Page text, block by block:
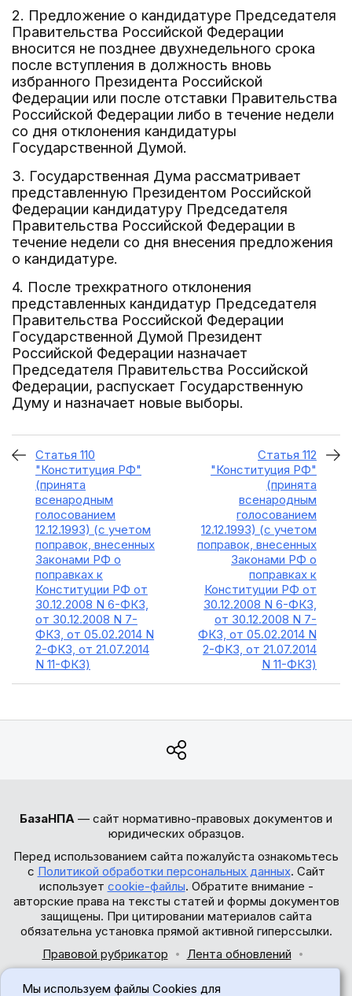
2. Предложение о кандидатуре Председателя
Правительства Российской Федерации
вносится не позднее двухнедельного срока
после вступления в должность вновь
избранного Президента Российской
Федерации или после отставки Правительства
Российской Федерации либо в течение недели
со дня отклонения кандидатуры
Государственной Думой.
3. Государственная Дума рассматривает
представленную Президентом Российской
Федерации кандидатуру Председателя
Правительства Российской Федерации в
течение недели со дня внесения предложения
о кандидатуре.
4. После трехкратного отклонения
представленных кандидатур Председателя
Правительства Российской Федерации
Государственной Думой Президент
Российской Федерации назначает
Председателя Правительства Российской
Федерации, распускает Государственную
Думу и назначает новые выборы.
Статья 110
"Конституция РФ"
(принята
всенародным
голосованием
12.12.1993) (с учетом
поправок, внесенных
Законами РФ о
поправках к
Конституции РФ от
30.12.2008 N 6-ФКЗ,
от 30.12.2008 N 7-
ФКЗ, от 05.02.2014 N
2-ФКЗ, от 21.07.2014
N 11-ФКЗ)
Статья 112
"Конституция РФ"
(принята
всенародным
голосованием
12.12.1993) (с учетом
поправок, внесенных
Законами РФ о
поправках к
Конституции РФ от
30.12.2008 N 6-ФКЗ,
от 30.12.2008 N 7-
ФКЗ, от 05.02.2014 N
2-ФКЗ, от 21.07.2014
N 11-ФКЗ)
БазаНПА — сайт нормативно-правовых документов и
юридических образцов.
Перед использованием сайта пожалуйста ознакомьтесь
с Политикой обработки персональных данных. Сайт
использует cookie-файлы. Обратите внимание -
авторские права на тексты статей и формы документов
защищены. При цитировании материалов сайта
обязательна установка прямой активной гиперссылки.
Правовой рубрикатор
Лента обновлений
Мы используем файлы Cookies для